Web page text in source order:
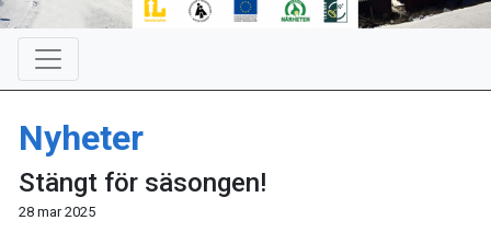
Nyheter
Stängt för säsongen!
28 mar 2025